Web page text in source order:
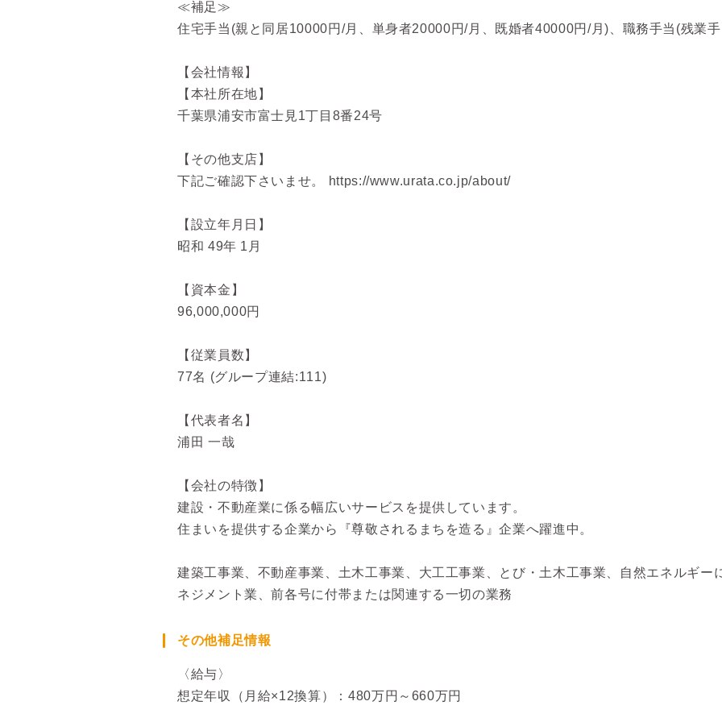
≪補足≫
住宅手当(親と同居10000円/月、単身者20000円/月、既婚者40000円/月)、職務手当(残業
【会社情報】
【本社所在地】
千葉県浦安市富士見1丁目8番24号
【その他支店】
下記ご確認下さいませ。 https://www.urata.co.jp/about/
【設立年月日】
昭和 49年 1月
【資本金】
96,000,000円
【従業員数】
77名 (グループ連結:111)
【代表者名】
浦田 一哉
【会社の特徴】
建設・不動産業に係る幅広いサービスを提供しています。
住まいを提供する企業から『尊敬されるまちを造る』企業へ躍進中。
建築工事業、不動産事業、土木工事業、大工工事業、とび・土木工事業、自然エネルギー
ネジメント業、前各号に付帯または関連する一切の業務
その他補足情報
〈給与〉
想定年収（月給×12換算）：480万円～660万円